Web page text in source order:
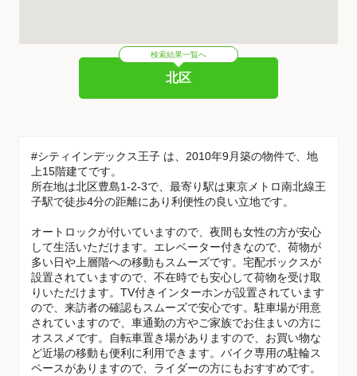
検索結果一覧へ
北区
#シティインデックス王子 は、2010年9月築の物件で、地
上15階建てです。
所在地は北区豊島1-2-3で、最寄り駅は東京メトロ南北線王
子駅で徒歩4分の距離にあり利便性の良い立地です。
オートロックが付いていますので、夜間も女性の方が安心
して生活いただけます。エレベーター付きなので、荷物が
多い日や上層階への移動もスムーズです。宅配ボックスが
設置されていますので、不在時でも安心して荷物を受け取
りいただけます。TV付きインターホンが設置されています
ので、来訪者の確認もスムーズで安心です。駐車場が用意
されていますので、車通勤の方やご家族でお住まいの方に
オススメです。自転車置き場がありますので、お買い物な
ど近場の移動も便利に利用できます。バイク専用の駐輪ス
ペースがありますので、ライダーの方にもおすすめです。